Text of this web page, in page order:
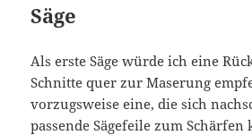
Säge
Als erste Säge würde ich eine
Schnitte quer zur Maserung
vorzugsweise eine, die sich
passende Sägefeile zum Schärfen